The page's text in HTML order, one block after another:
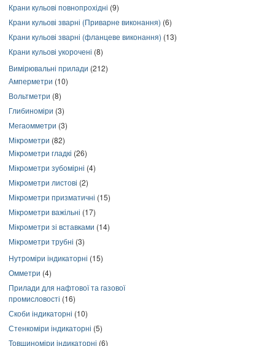
Крани кульові повнопрохідні (9)
Крани кульові зварні (Приварне виконання) (6)
Крани кульові зварні (фланцеве виконання) (13)
Крани кульові укорочені (8)
Вимірювальні прилади (212)
Амперметри (10)
Вольтметри (8)
Глибиноміри (3)
Мегаомметри (3)
Мікрометри (82)
Мікрометри гладкі (26)
Мікрометри зубомірні (4)
Мікрометри листові (2)
Мікрометри призматичні (15)
Мікрометри важільні (17)
Мікрометри зі вставками (14)
Мікрометри трубні (3)
Нутроміри індикаторні (15)
Омметри (4)
Прилади для нафтової та газової
промисловості (16)
Скоби індикаторні (10)
Стенкоміри індикаторні (5)
Товщиноміри індикаторні (6)